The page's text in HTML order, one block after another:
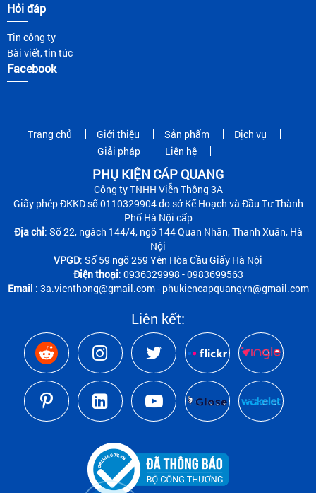
Hỏi đáp
Tin công ty
Bài viết, tin tức
Facebook
Trang chủ Giới thiệu Sản phẩm
Dịch vụ
Giải pháp
Liên hệ
PHỤ KIỆN CÁP QUANG
Công ty TNHH Viễn Thông 3A
Giấy phép ĐKKD số 0110329904 do sở Kế Hoạch và Đầu Tư Thành
Phố Hà Nội cấp
Địa chỉ: Số 22, ngách 144/4, ngõ 144 Quan Nhân, Thanh Xuân, Hà
Nội
VPGD: Số 59 ngõ 259 Yên Hòa Cầu Giấy Hà Nội
Điện thoại: 0936329998 - 0983699563
Email : 3a.vienthong@gmail.com - phukiencapquangvn@gmail.com
Liên kết: